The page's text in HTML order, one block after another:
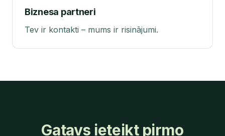
Biznesa partneri
Tev ir kontakti – mums ir risinājumi.
Gatavs ieteikt pirmo